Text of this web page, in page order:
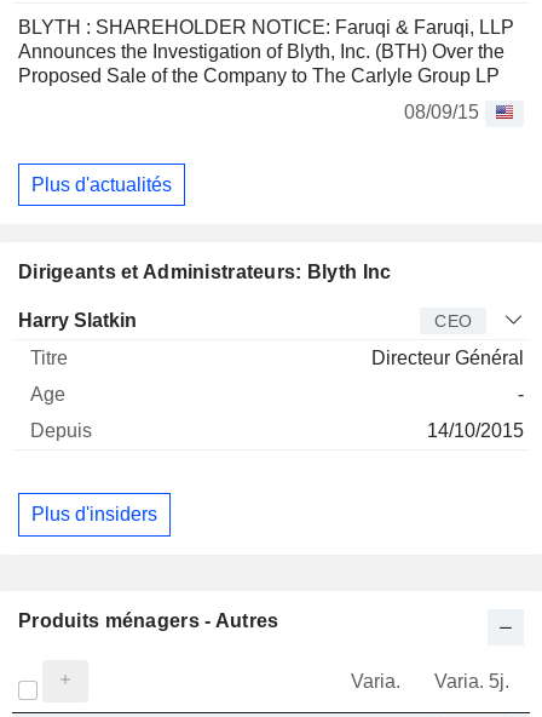
BLYTH : SHAREHOLDER NOTICE: Faruqi & Faruqi, LLP
Announces the Investigation of Blyth, Inc. (BTH) Over the
Proposed Sale of the Company to The Carlyle Group LP
08/09/15
Plus d'actualités
Dirigeants et Administrateurs: Blyth Inc
Dirigeant Titre
Harry Slatkin CEO
Directeur Général
-
14/10/2015
Plus d'insiders
Produits ménagers - Autres
Varia. Varia. 5j.